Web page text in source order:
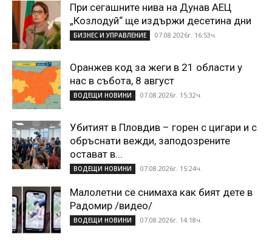
При сегашните нива на Дунав АЕЦ
„Козлодуй“ ще издържи десетина дни
БИЗНЕС И УПРАВЛЕНИЕ 07.08.2026г. 16:53ч.
Оранжев код за жеги в 21 области у
нас в събота, 8 август
ВОДЕЩИ НОВИНИ 07.08.2026г. 15:32ч.
Убитият в Пловдив – горен с цигари и с
обръснати вежди, заподозрените
остават в...
ВОДЕЩИ НОВИНИ 07.08.2026г. 15:24ч.
Малолетни се снимаха как бият дете в
Радомир /видео/
ВОДЕЩИ НОВИНИ 07.08.2026г. 14:18ч.